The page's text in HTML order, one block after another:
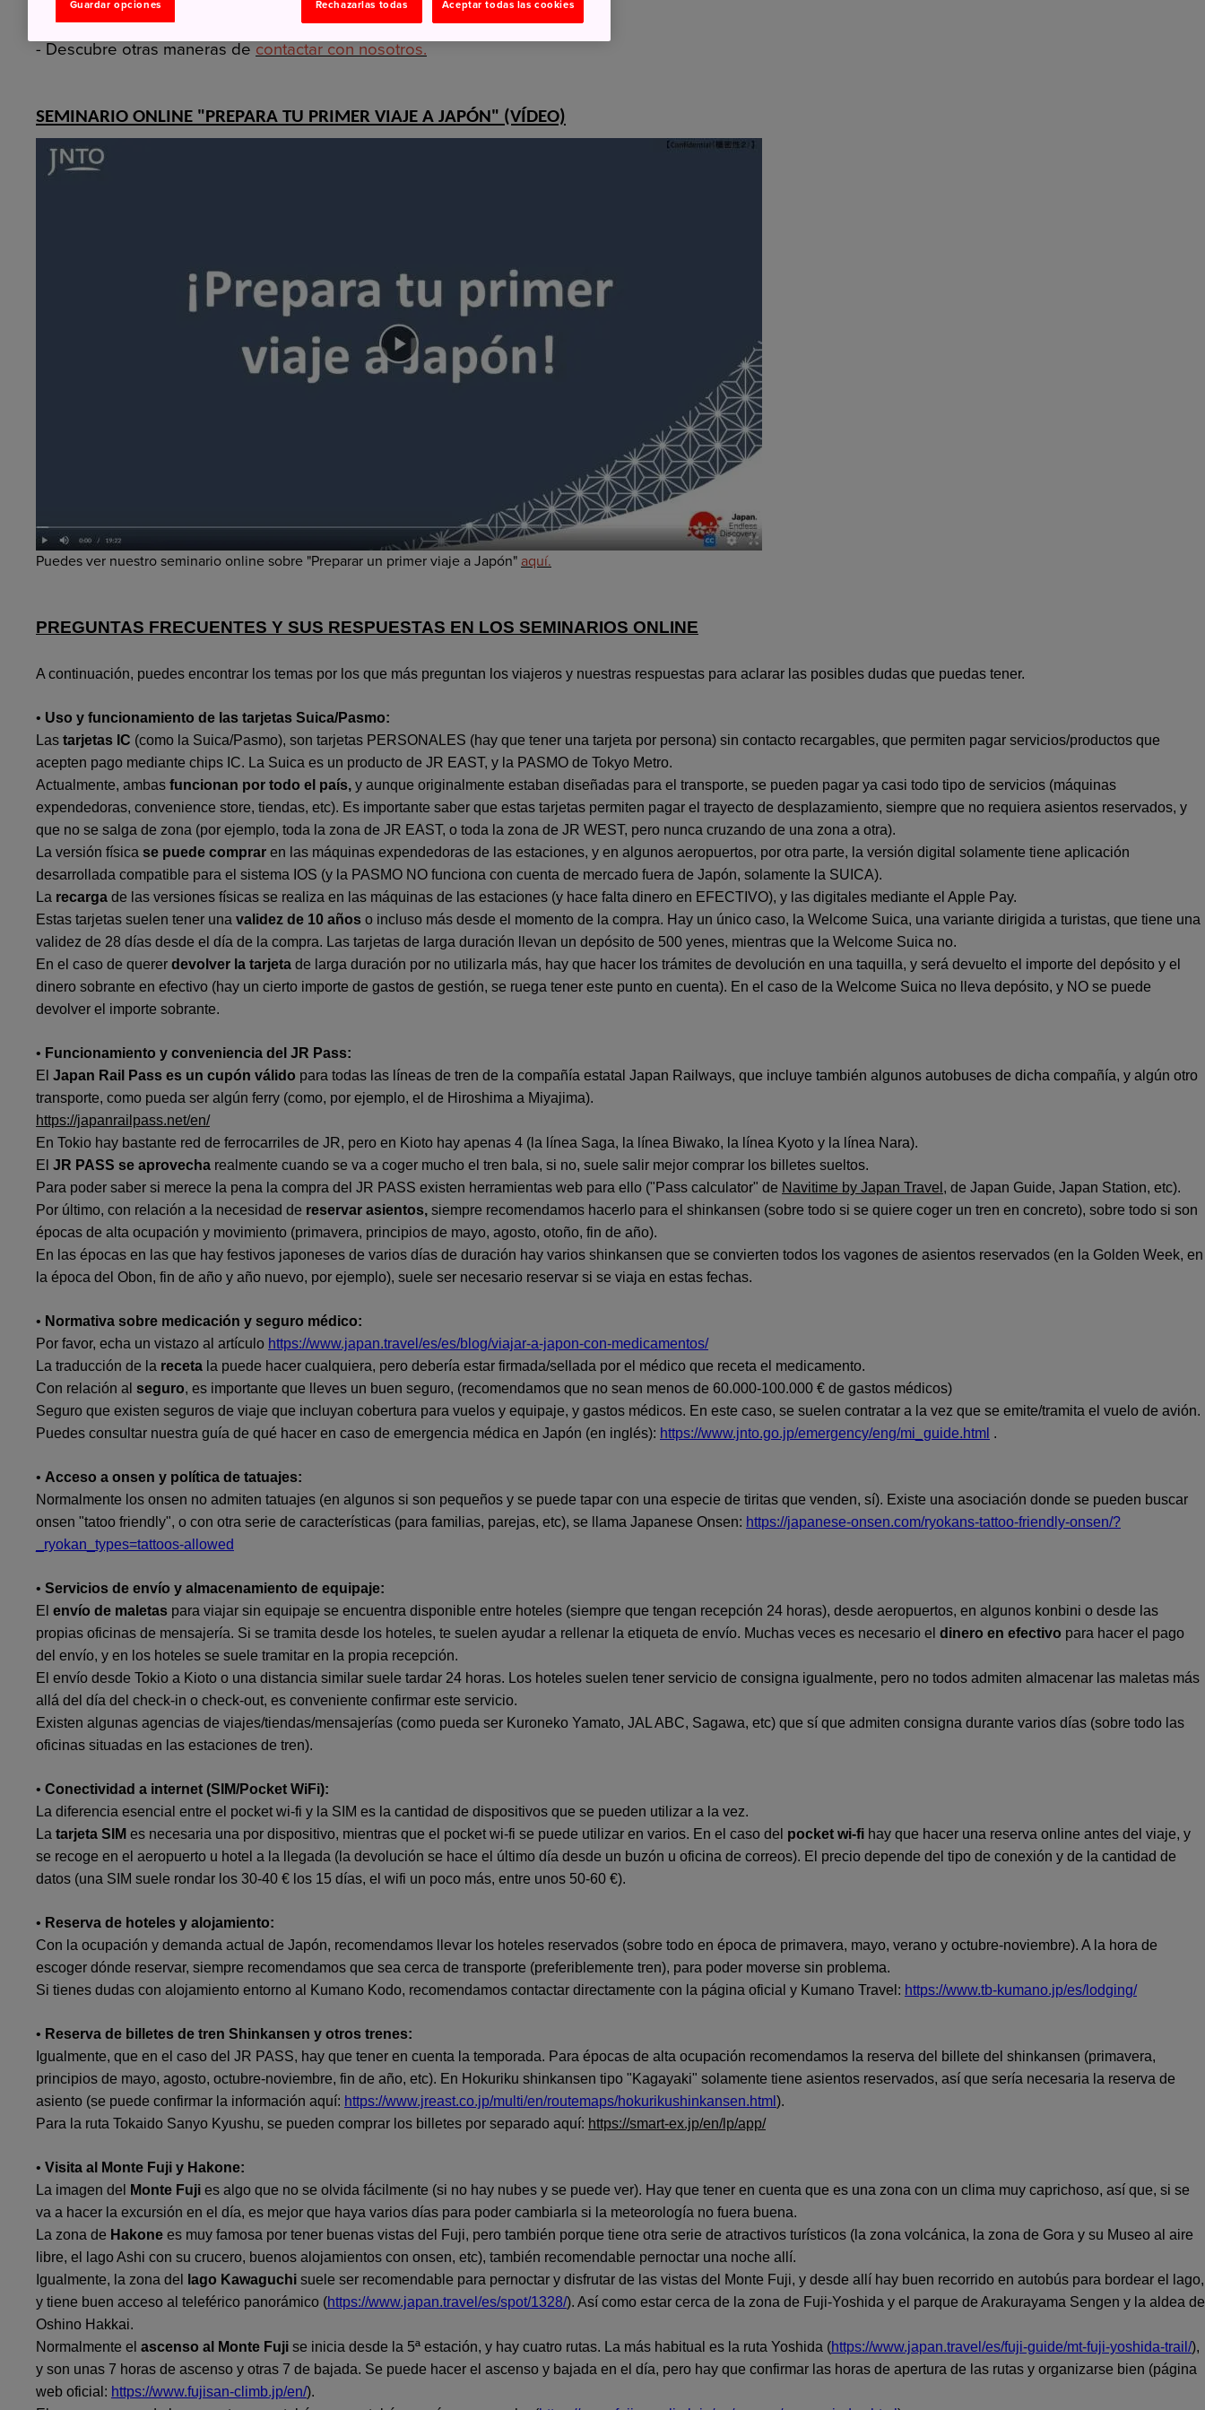
- Encuentra respuesta a las preguntas frecuentes de los viajeros enFAQ.
- Descubre otras maneras de contactar con nosotros.
SEMINARIO ONLINE "PREPARA TU PRIMER VIAJE A JAPÓN" (VÍDEO)
Puedes ver nuestro seminario online sobre "Preparar un primer viaje a Japón" aquí.
PREGUNTAS FRECUENTES Y SUS RESPUESTAS EN LOS SEMINARIOS ONLINE
A continuación, puedes encontrar los temas por los que más preguntan los viajeros y nuestras respuestas para aclarar las posibles dudas que puedas tener.
• Uso y funcionamiento de las tarjetas Suica/Pasmo:
Las tarjetas IC (como la Suica/Pasmo), son tarjetas PERSONALES (hay que tener una tarjeta por persona) sin contacto recargables, que permiten pagar servicios/productos que
acepten pago mediante chips IC. La Suica es un producto de JR EAST, y la PASMO de Tokyo Metro.
Actualmente, ambas funcionan por todo el país, y aunque originalmente estaban diseñadas para el transporte, se pueden pagar ya casi todo tipo de servicios (máquinas
expendedoras, convenience store, tiendas, etc). Es importante saber que estas tarjetas permiten pagar el trayecto de desplazamiento, siempre que no requiera asientos reservados, y
que no se salga de zona (por ejemplo, toda la zona de JR EAST, o toda la zona de JR WEST, pero nunca cruzando de una zona a otra).
La versión física se puede comprar en las máquinas expendedoras de las estaciones, y en algunos aeropuertos, por otra parte, la versión digital solamente tiene aplicación
desarrollada compatible para el sistema IOS (y la PASMO NO funciona con cuenta de mercado fuera de Japón, solamente la SUICA).
La recarga de las versiones físicas se realiza en las máquinas de las estaciones (y hace falta dinero en EFECTIVO), y las digitales mediante el Apple Pay.
Estas tarjetas suelen tener una validez de 10 años o incluso más desde el momento de la compra. Hay un único caso, la Welcome Suica, una variante dirigida a turistas, que tiene una
validez de 28 días desde el día de la compra. Las tarjetas de larga duración llevan un depósito de 500 yenes, mientras que la Welcome Suica no.
En el caso de querer devolver la tarjeta de larga duración por no utilizarla más, hay que hacer los trámites de devolución en una taquilla, y será devuelto el importe del depósito y el
dinero sobrante en efectivo (hay un cierto importe de gastos de gestión, se ruega tener este punto en cuenta). En el caso de la Welcome Suica no lleva depósito, y NO se puede
devolver el importe sobrante.
• Funcionamiento y conveniencia del JR Pass:
El Japan Rail Pass es un cupón válido para todas las líneas de tren de la compañía estatal Japan Railways, que incluye también algunos autobuses de dicha compañía, y algún otro
transporte, como pueda ser algún ferry (como, por ejemplo, el de Hiroshima a Miyajima).
https://japanrailpass.net/en/
En Tokio hay bastante red de ferrocarriles de JR, pero en Kioto hay apenas 4 (la línea Saga, la línea Biwako, la línea Kyoto y la línea Nara).
El JR PASS se aprovecha realmente cuando se va a coger mucho el tren bala, si no, suele salir mejor comprar los billetes sueltos.
Para poder saber si merece la pena la compra del JR PASS existen herramientas web para ello ("Pass calculator" de Navitime by Japan Travel , de Japan Guide, Japan Station, etc).
Por último, con relación a la necesidad de reservar asientos, siempre recomendamos hacerlo para el shinkansen (sobre todo si se quiere coger un tren en concreto), sobre todo si son
épocas de alta ocupación y movimiento (primavera, principios de mayo, agosto, otoño, fin de año).
En las épocas en las que hay festivos japoneses de varios días de duración hay varios shinkansen que se convierten todos los vagones de asientos reservados (en la Golden Week, en
la época del Obon, fin de año y año nuevo, por ejemplo), suele ser necesario reservar si se viaja en estas fechas.
• Normativa sobre medicación y seguro médico:
Por favor, echa un vistazo al artículo https://www.japan.travel/es/es/blog/viajar-a-japon-con-medicamentos/
La traducción de la receta la puede hacer cualquiera, pero debería estar firmada/sellada por el médico que receta el medicamento.
Con relación al seguro, es importante que lleves un buen seguro, (recomendamos que no sean menos de 60.000-100.000 € de gastos médicos)
Seguro que existen seguros de viaje que incluyan cobertura para vuelos y equipaje, y gastos médicos. En este caso, se suelen contratar a la vez que se emite/tramita el vuelo de avión.
Puedes consultar nuestra guía de qué hacer en caso de emergencia médica en Japón (en inglés): https://www.jnto.go.jp/emergency/eng/mi_guide.html .
• Acceso a onsen y política de tatuajes:
Normalmente los onsen no admiten tatuajes (en algunos si son pequeños y se puede tapar con una especie de tiritas que venden, sí). Existe una asociación donde se pueden buscar
onsen "tatoo friendly", o con otra serie de características (para familias, parejas, etc), se llama Japanese Onsen: https://japanese-onsen.com/ryokans-tattoo-friendly-onsen/?
_ryokan_types=tattoos-allowed
• Servicios de envío y almacenamiento de equipaje:
El envío de maletas para viajar sin equipaje se encuentra disponible entre hoteles (siempre que tengan recepción 24 horas), desde aeropuertos, en algunos konbini o desde las
propias oficinas de mensajería. Si se tramita desde los hoteles, te suelen ayudar a rellenar la etiqueta de envío. Muchas veces es necesario el dinero en efectivo para hacer el pago
del envío, y en los hoteles se suele tramitar en la propia recepción.
El envío desde Tokio a Kioto o una distancia similar suele tardar 24 horas. Los hoteles suelen tener servicio de consigna igualmente, pero no todos admiten almacenar las maletas más
allá del día del check-in o check-out, es conveniente confirmar este servicio.
Existen algunas agencias de viajes/tiendas/mensajerías (como pueda ser Kuroneko Yamato, JAL ABC, Sagawa, etc) que sí que admiten consigna durante varios días (sobre todo las
oficinas situadas en las estaciones de tren).
• Conectividad a internet (SIM/Pocket WiFi):
La diferencia esencial entre el pocket wi-fi y la SIM es la cantidad de dispositivos que se pueden utilizar a la vez.
La tarjeta SIM es necesaria una por dispositivo, mientras que el pocket wi-fi se puede utilizar en varios. En el caso del pocket wi-fi hay que hacer una reserva online antes del viaje, y
se recoge en el aeropuerto u hotel a la llegada (la devolución se hace el último día desde un buzón u oficina de correos). El precio depende del tipo de conexión y de la cantidad de
datos (una SIM suele rondar los 30-40 € los 15 días, el wifi un poco más, entre unos 50-60 €).
• Reserva de hoteles y alojamiento:
Con la ocupación y demanda actual de Japón, recomendamos llevar los hoteles reservados (sobre todo en época de primavera, mayo, verano y octubre-noviembre). A la hora de
escoger dónde reservar, siempre recomendamos que sea cerca de transporte (preferiblemente tren), para poder moverse sin problema.
Si tienes dudas con alojamiento entorno al Kumano Kodo, recomendamos contactar directamente con la página oficial y Kumano Travel: https://www.tb-kumano.jp/es/lodging/
• Reserva de billetes de tren Shinkansen y otros trenes:
Igualmente, que en el caso del JR PASS, hay que tener en cuenta la temporada. Para épocas de alta ocupación recomendamos la reserva del billete del shinkansen (primavera,
principios de mayo, agosto, octubre-noviembre, fin de año, etc). En Hokuriku shinkansen tipo "Kagayaki" solamente tiene asientos reservados, así que sería necesaria la reserva de
asiento (se puede confirmar la información aquí: https://www.jreast.co.jp/multi/en/routemaps/hokurikushinkansen.html ).
Para la ruta Tokaido Sanyo Kyushu, se pueden comprar los billetes por separado aquí: https://smart-ex.jp/en/lp/app/
• Visita al Monte Fuji y Hakone:
La imagen del
Monte Fuji es algo que no se olvida fácilmente (si no hay nubes y se puede ver). Hay que tener en cuenta que es una zona con un clima muy caprichoso, así que, si se
va a hacer la excursión en el día, es mejor que haya varios días para poder cambiarla si la meteorología no fuera buena.
La zona de Hakone es muy famosa por tener buenas vistas del Fuji, pero también porque tiene otra serie de atractivos turísticos (la zona volcánica, la zona de Gora y su Museo al aire
libre, el lago Ashi con su crucero, buenos alojamientos con onsen, etc), también recomendable pernoctar una noche allí.
Igualmente, la zona del
lago Kawaguchi suele ser recomendable para pernoctar y disfrutar de las vistas del Monte Fuji, y desde allí hay buen recorrido en autobús para bordear el lago,
y tiene buen acceso al teleférico panorámico (https://www.japan.travel/es/spot/1328/). Así como estar cerca de la zona de Fuji-Yoshida y el parque de Arakurayama Sengen y la aldea de
Oshino Hakkai.
Normalmente el ascenso al Monte Fuji se inicia desde la 5ª estación, y hay cuatro rutas. La más habitual es la ruta Yoshida (https://www.japan.travel/es/fuji-guide/mt-fuji-yoshida-trail/),
y son unas 7 horas de ascenso y otras 7 de bajada. Se puede hacer el ascenso y bajada en el día, pero hay que confirmar las horas de apertura de las rutas y organizarse bien (página
web oficial: https://www.fujisan-climb.jp/en/).
Guardar opciones Rechazarlas todas Aceptar todas las cookies